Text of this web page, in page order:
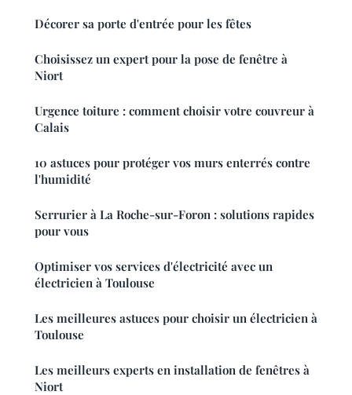
Décorer sa porte d'entrée pour les fêtes
Choisissez un expert pour la pose de fenêtre à
Niort
Urgence toiture : comment choisir votre couvreur à
Calais
10 astuces pour protéger vos murs enterrés contre
l'humidité
Serrurier à La Roche-sur-Foron : solutions rapides
pour vous
Optimiser vos services d'électricité avec un
électricien à Toulouse
Les meilleures astuces pour choisir un électricien à
Toulouse
Les meilleurs experts en installation de fenêtres à
Niort